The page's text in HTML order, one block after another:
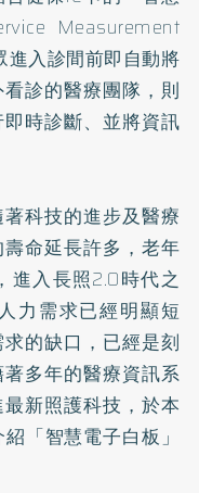
Measurement
進入診間前即自動將
診的醫療團隊，則
時診斷、並將資訊
科技的進步及醫療
命延長許多，老年
進入長照2.0時代之
力需求已經明顯短
的缺口，已經是刻
多年的醫療資訊系
新照護科技，於本
「智慧電子白板」